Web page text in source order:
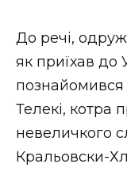
До речі,
як приїхав до
Телекі, котра
невеличкого
Кральовски-